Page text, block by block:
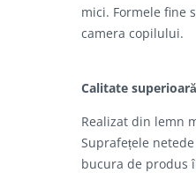
mici. Formele fine
camera copilului.
Calitate
Realizat din lemn
Suprafețele
bucura de produs